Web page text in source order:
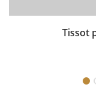
Tissot